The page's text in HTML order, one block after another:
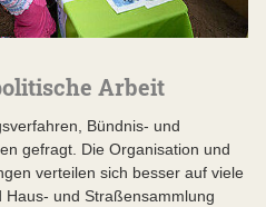
Arbeit
Bündnis- und
gefragt. Die Organisation und
verteilen sich besser auf viele
und Straßensammlung